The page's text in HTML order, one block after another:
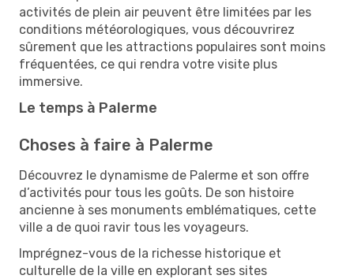
activités de plein air peuvent être limitées par les
conditions météorologiques, vous découvrirez
sûrement que les attractions populaires sont moins
fréquentées, ce qui rendra votre visite plus
immersive.
Le temps à Palerme
Choses à faire à Palerme
Découvrez le dynamisme de Palerme et son offre
d’activités pour tous les goûts. De son histoire
ancienne à ses monuments emblématiques, cette
ville a de quoi ravir tous les voyageurs.
Imprégnez-vous de la richesse historique et
culturelle de la ville en explorant ses sites